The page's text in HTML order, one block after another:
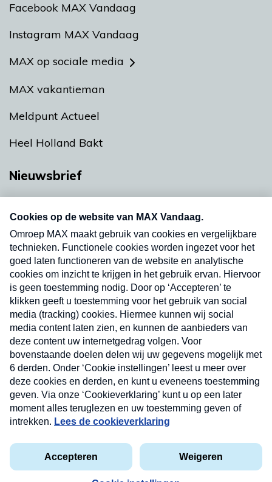
Facebook MAX Vandaag
Instagram MAX Vandaag
MAX op sociale media
MAX vakantieman
Meldpunt Actueel
Heel Holland Bakt
Nieuwsbrief
nieuwsbrief. Elke vrijdag- en dinsdagochtend in
uw mailbox.
Verzend
Privacyverklaring
Cookieverklaring
Kwetsbaarheid melden
Copyright © 2026 MAX Vandaag - Omroep MAX
Nieuwsbrief
Neem hier een gratis abonnement op onze
nieuwsbrief. Elke vrijdag- en dinsdagochtend in uw